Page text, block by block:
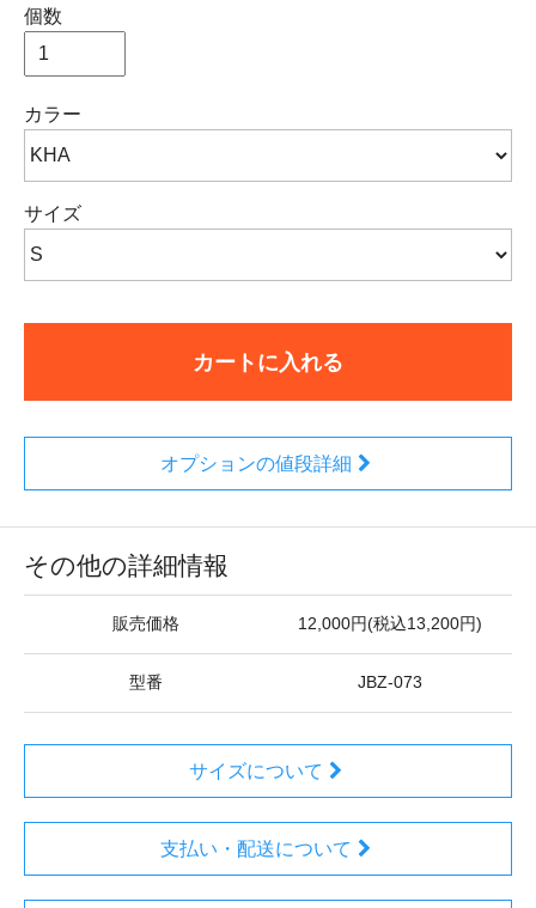
個数
カラー
サイズ
カートに入れる
オプションの値段詳細
その他の詳細情報
販売価格 12,000円(税込13,200円)
型番 JBZ-073
サイズについて
支払い・配送について